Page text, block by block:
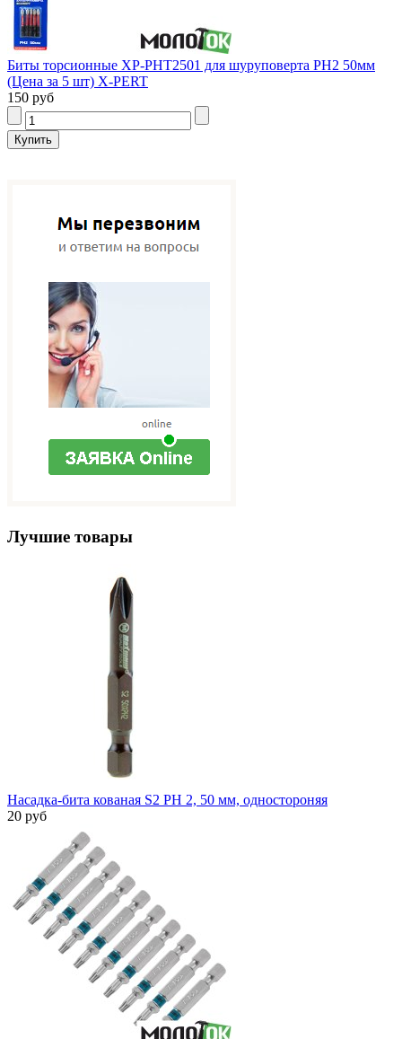
Биты торсионные XP-PHT2501 для шуруповерта PH2 50мм
(Цена за 5 шт) X-PERT
150 руб
Лучшие товары
Насадка-бита кованая S2 PH 2, 50 мм, одностороняя
20 руб